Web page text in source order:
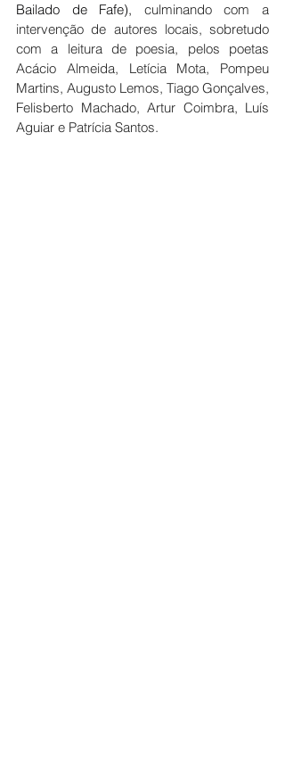
Bailado de Fafe), culminando com a
intervenção de autores locais, sobretudo
com a leitura de poesia, pelos poetas
Acácio Almeida, Letícia Mota, Pompeu
Martins, Augusto Lemos, Tiago Gonçalves,
Felisberto Machado, Artur Coimbra, Luís
Aguiar e Patrícia Santos.